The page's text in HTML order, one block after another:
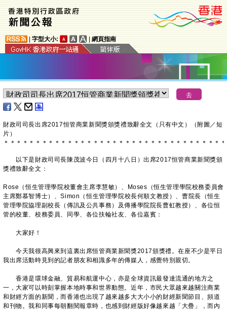
字型大小: 網頁指南
財政司司長出席2017恒管商業新聞獎頒獎禮致辭全文（只有中文）（附圖／短
片）
＊ ＊ ＊ ＊ ＊ ＊ ＊ ＊ ＊ ＊ ＊ ＊ ＊ ＊ ＊ ＊ ＊ ＊ ＊ ＊ ＊ ＊ ＊ ＊ ＊ ＊ ＊ ＊ ＊ ＊ ＊ ＊ ＊ ＊ ＊
以下是財政司司長陳茂波今日（四月十八日）出席2017恒管商業新聞獎頒
獎禮致辭全文：
Rose（恒生管理學院校董會主席李慧敏）、Moses（恒生管理學院校務委員會
主席鄭慕智博士）、Simon（恒生管理學院校長何順文教授）、曹院長（恒生
管理學院協理副校長（傳訊及公共事務）及傳播學院院長曹虹教授）、各位恒
管的校董、校務委員、同學、各位扶輪社友、各位嘉賓：
大家好！
今天我很高興來到這裏出席恒管商業新聞獎2017頒獎禮。在座不少是平日
我出席活動時見到的記者朋友和相識多年的傳媒人，感覺特別親切。
香港是環球金融、貿易和航運中心，亦是全球資訊最發達流通的地方之
一，大家可以時刻掌握本地時事和世界動態。近年，市民大眾越來越關注商業
和財經方面的新聞，而香港也出現了越來越多大大小小的財經新聞節目、頻道
和刊物。我和同事每朝翻閱報章時，也感到財經版好像越來越「大疊」，而內